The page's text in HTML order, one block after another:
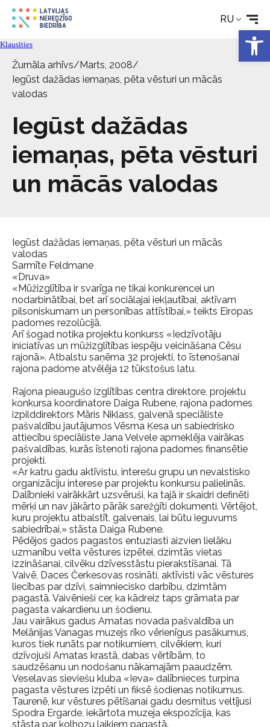
RU
Технические средства
Новости
Услуги
Об Обществе
Свяжитесь с
Klausīties
Žurnāla arhīvs/Marts, 2008/
Iegūst dažādas iemaņas, pēta vēsturi un mācās
valodas
Iegūst dažādas
iemaņas, pēta vēsturi
un mācās valodas
Iegūst dažādas iemaņas, pēta vēsturi un mācās
valodas
Sarmīte Feldmane
«Druva»
«Mūžizglītība ir svarīga ne tikai konkurencei un
nodarbinātībai, bet arī sociālajai iekļautībai, aktīvam
pilsoniskumam un personības attīstībai,» teikts Eiropas
padomes rezolūcijā.
Arī šogad notika projektu konkurss «Iedzīvotāju
iniciatīvas un mūžizglītības iespēju veicināšana Cēsu
rajonā». Atbalstu saņēma 32 projekti, to īstenošanai
rajona padome atvēlēja 12 tūkstošus latu.
Rajona pieaugušo izglītības centra direktore, projektu
konkursa koordinatore Daiga Rubene, rajona padomes
izpilddirektors Māris Niklass, galvenā speciāliste
pašvaldību jautājumos Vēsma Ķesa un sabiedrisko
attiecību speciāliste Jana Velvele apmeklēja vairākas
pašvaldības, kurās īstenoti rajona padomes finansētie
projekti.
«Ar katru gadu aktīvistu, interešu grupu un nevalstisko
organizāciju interese par projektu konkursu palielinās.
Dalībnieki vairākkārt uzsvēruši, ka tajā ir skaidri definēti
mērķi un nav jākārto pārāk sarežģīti dokumenti. Vērtējot,
kuru projektu atbalstīt, galvenais, lai būtu ieguvums
sabiedrībai,» stāsta Daiga Rubene.
Pēdējos gados pagastos entuziasti aizvien lielāku
uzmanību velta vēstures izpētei, dzimtās vietas
izzināšanai, cilvēku dzīvesstāstu pierakstīšanai. Tā
Vaivē, Daces Čerkesovas rosināti, aktīvisti vāc vēstures
liecības par dzīvi, saimniecisko darbību, dzimtām
pagastā. Vaivēnieši cer, ka kādreiz taps grāmata par
pagasta vakardienu un šodienu.
Jau vairākus gadus Amatas novada pašvaldība un
Melānijas Vanagas muzejs rīko vērienīgus pasākumus,
kuros tiek runāts par notikumiem, cilvēkiem, kuri
dzīvojuši Amatas krastā, dabas vērtībām, to
saudzēšanu un nodošanu nākamajām paaudzēm.
Veselavas sieviešu kluba «Ieva» dalībnieces turpina
pagasta vēstures izpēti un fiksē šodienas notikumus.
Taurenē, kur vēstures pētīšanai gadu desmitus veltījusi
Spodra Ergarde, iekārtota muzeja ekspozīcija, kas
stāsta par kolhozu laikiem pagastā.